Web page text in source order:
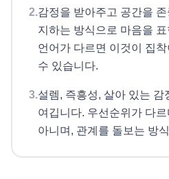
2.감정을 받아주고 공간을
지하는 방식으로 마음을
언어가 다르면 이것이 집
수 있습니다.
3.설렘, 즉흥성, 살아 있는 감
여깁니다. 우선순위가 다
아니며, 관계를 돌보는 방